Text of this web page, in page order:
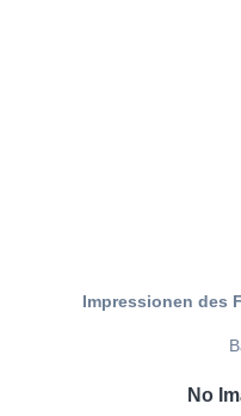
Impressionen des
No